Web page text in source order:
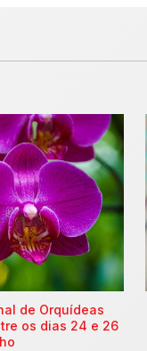
de Orquídeas
os dias 24 e 26